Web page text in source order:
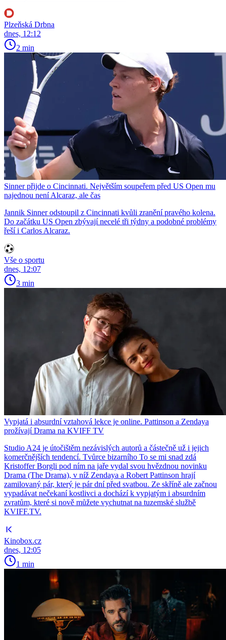
Plzeňská Drbna
dnes, 12:12
2 min
Sinner přijde o Cincinnati. Největším soupeřem před US Open mu
najednou není Alcaraz, ale čas
Jannik Sinner odstoupil z Cincinnati kvůli zranění pravého kolena.
Do začátku US Open zbývají necelé tři týdny a podobné problémy
řeší i Carlos Alcaraz.
Vše o sportu
dnes, 12:07
3 min
Vypjatá i absurdní vztahová lekce je online. Pattinson a Zendaya
prožívají Drama na KVIFF TV
Studio A24 je útočištěm nezávislých autorů a částečně už i jejich
komerčnějších tendencí. Tvůrce bizarního To se mi snad zdá
Kristoffer Borgli pod ním na jaře vydal svou hvězdnou novinku
Drama (The Drama), v níž Zendaya a Robert Pattinson hrají
zamilovaný pár, který je pár dní před svatbou. Ze skříně ale začnou
vypadávat nečekaní kostlivci a dochází k vypjatým i absurdním
zvratům, které si nově můžete vychutnat na tuzemské službě
KVIFF.TV.
Kinobox.cz
dnes, 12:05
1 min